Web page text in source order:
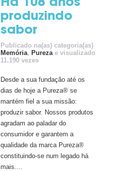
Há 108 anos
produzindo
sabor
Publicado na(as) categoria(as)
Memória, Pureza e visualizado
11.190 vezes
Desde a sua fundação até os
dias de hoje a Pureza® se
mantém fiel a sua missão:
produzir sabor. Nossos produtos
agradam ao paladar do
consumidor e garantem a
qualidade da marca Pureza®
constituindo-se num legado há
mais....